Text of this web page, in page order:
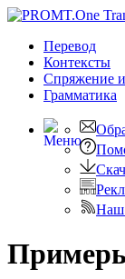
Перевод
Контексты
Спряжение
Грамматика
Наш